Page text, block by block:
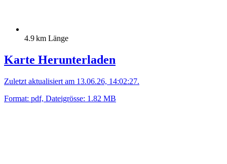
4.9 km Länge
Karte Herunterladen
Zuletzt aktualisiert am 13.06.26, 14:02:27.
Format: pdf, Dateigrösse: 1.82 MB